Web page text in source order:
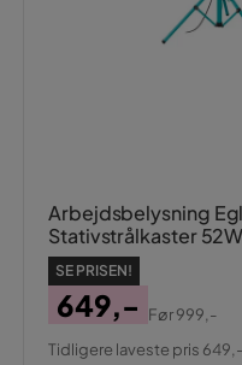
Arbejdsbelysning
Stativstrålkaster 52W
SE PRISEN!
Pris
649,-
Original
Før999,-
Tidligere laveste pris 649,-